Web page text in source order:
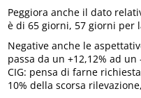
Peggiora anche il dato
è di 65 giorni, 57 giorni per
Negative anche le
passa da un +12,12% ad
CIG: pensa di farne
10% della scorsa